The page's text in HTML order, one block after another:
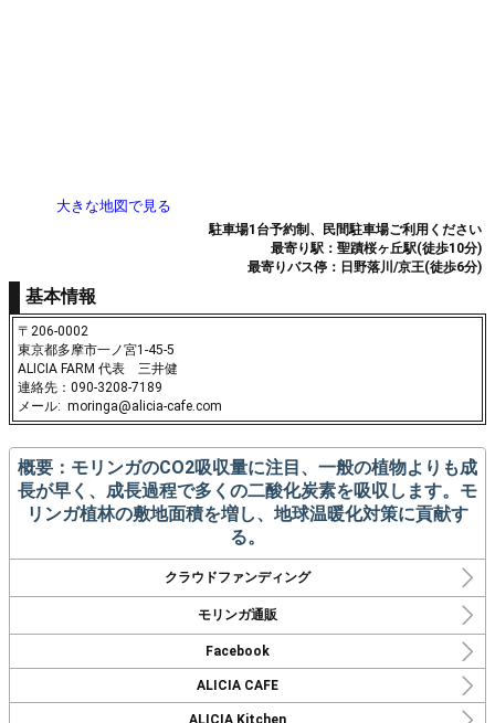
大きな地図で見る
駐車場1台予約制、民間駐車場ご利用ください
最寄り駅：聖蹟桜ヶ丘駅(徒歩10分)
最寄りバス停：日野落川/京王(徒歩6分)
基本情報
〒206-0002
東京都多摩市一ノ宮1-45-5
ALICIA FARM 代表 三井健
連絡先：090-3208-7189
メール: moringa@alicia-cafe.com
概要：モリンガのCO2吸収量に注目、一般の植物よりも成
長が早く、成長過程で多くの二酸化炭素を吸収します。モ
リンガ植林の敷地面積を増し、地球温暖化対策に貢献す
る。
クラウドファンディング
モリンガ通販
Facebook
ALICIA CAFE